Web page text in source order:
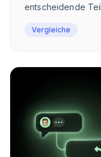
entscheidende
was die E-
Vergleiche